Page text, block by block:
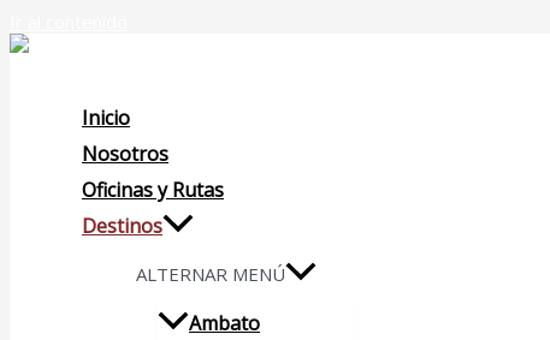
Inicio
Nosotros
Oficinas y Rutas
Destinos
ALTERNAR MENÚ
Ambato